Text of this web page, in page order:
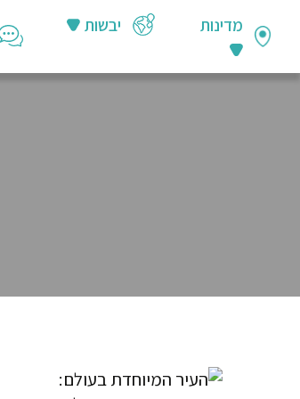
מדינות יבשות